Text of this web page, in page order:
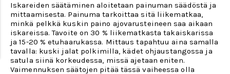
Iskareiden säätäminen aloitetaan painuman säädöstä ja
mittaamisesta. Painuma tarkoittaa sitä liikematkaa,
minkä pelkkä kuskin paino ajovarusteineen saa aikaan
iskareissa. Tavoite on 30 % liikematkasta takaiskarissa
ja 15-20 % etuhaarukassa. Mittaus tapahtuu aina samalla
tavalla: kuski jalat polkimilla, kädet ohjaustangossa ja
satula siinä korkeudessa, missä ajetaan eniten.
Vaimennuksen säätojen pitää tässä vaiheessa olla